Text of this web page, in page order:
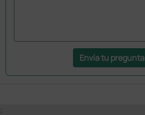
Envía tu pregunta
;